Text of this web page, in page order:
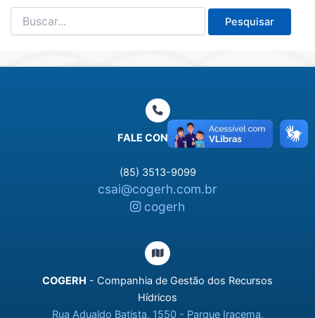
Pesquisar
por:
FALE CONOSCO
(85) 3513-9099
csai@cogerh.com.br
cogerh
COGERH - Companhia de Gestão dos Recursos
Hídricos
Rua Adualdo Batista, 1550 - Parque Iracema,